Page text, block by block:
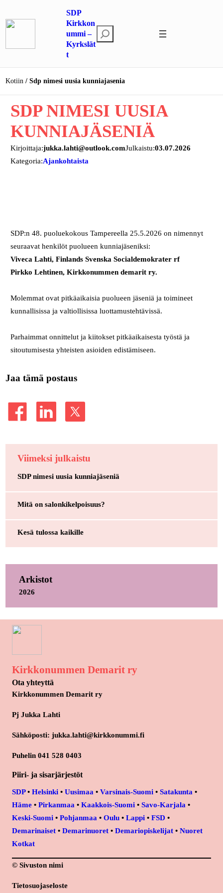
sisältöön
SDP
Kirkkon
ummi –
Kyrkslät
t
t
i
Kotiin Sdp nimesi uusia kunniajasenia
SDP NIMESI UUSIA
KUNNIAJÄSENIÄ
Kirjoittaja:jukka.lahti@outlook.comJulkaistu:03.07.2026
Kategoria:Ajankohtaista
SDP:n 48. puoluekokous Tampereella 25.5.2026 on nimennyt
seuraavat henkilöt puolueen kunniajä­seniksi:
Viveca Lahti, Finlands Svenska Socialdemokrater rf
Pirkko Lehtinen, Kirkkonummen demarit ry.
Molemmat ovat pit­käaikaisia puolueen jäseniä ja toimineet
kunnallisissa ja val­tiollisissa luottamustehtävissä.
Parhaimmat onnittelut ja kiitokset pitkäaikaisesta työstä ja
sitoutumisesta yhteisten asioiden edistämiseen.
Jaa tämä postaus
Viimeksi julkaistu
SDP nimesi uusia kunniajäseniä
Mitä on salonkikelpoisuus?
Kesä tulossa kaikille
Arkistot
2026
Kirkkonummen Demarit ry
Ota yhteyttä
Kirkkonummen Demarit ry
Pj Jukka Lahti
Sähköposti: jukka.lahti@kirkkonummi.fi
Puhelin 041 528 0403
Piiri- ja sisarjärjestöt
SDP• Helsinki • Uusimaa • Varsinais-Suomi • Satakunta •
Häme • Pirkanmaa • Kaakkois-Suomi • Savo-Karjala •
Keski-Suomi • Pohjanmaa • Oulu • Lappi • FSD •
Demarinaiset • Demarinuoret • Demariopiskelijat • Nuoret
Kotkat
© Sivuston nimi
Tietosuojaseloste